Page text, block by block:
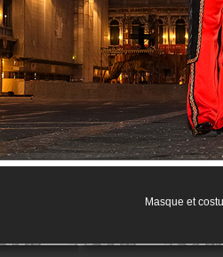
Masque et